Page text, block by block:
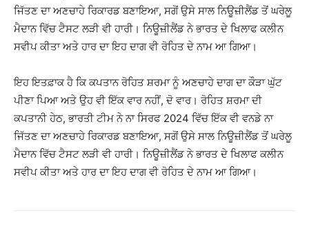
ਜਿੱਤਣ ਦਾ ਅਣਚਾਹੇ ਰਿਕਾਰਡ ਬਣਾਇਆ, ਸਗੋਂ ਉਸੇ ਸਾਲ ਨਿਊਜ਼ੀਲੈਂਡ ਤੋਂ ਘਰੇਲੂ
ਮੈਦਾਨ ਵਿੱਚ ਟੈਸਟ ਲੜੀ ਵੀ ਹਾਰੀ। ਨਿਊਜ਼ੀਲੈਂਡ ਨੇ ਭਾਰਤ ਦੇ ਖਿਲਾਫ ਕਲੀਨ
ਸਵੀਪ ਕੀਤਾ ਅਤੇ ਹਾਰ ਦਾ ਇਹ ਦਾਗ ਵੀ ਰੋਹਿਤ ਦੇ ਨਾਮ ਆ ਗਿਆ।
ਇਹ ਇਤਫ਼ਾਕ ਹੈ ਕਿ ਕਪਤਾਨ ਰੋਹਿਤ ਸ਼ਰਮਾ ਨੂੰ ਅਣਚਾਹੇ ਦਾਗ ਦਾ ਕੌੜਾ ਘੁੱਟ
ਪੀਣਾ ਪਿਆ ਅਤੇ ਉਹ ਵੀ ਇੱਕ ਵਾਰ ਨਹੀਂ, ਦੋ ਵਾਰ। ਰੋਹਿਤ ਸ਼ਰਮਾ ਦੀ
ਕਪਤਾਨੀ ਹੇਠ, ਭਾਰਤੀ ਟੀਮ ਨੇ ਨਾ ਸਿਰਫ 2024 ਵਿੱਚ ਇੱਕ ਵੀ ਵਨਡੇ ਨਾ
ਜਿੱਤਣ ਦਾ ਅਣਚਾਹੇ ਰਿਕਾਰਡ ਬਣਾਇਆ, ਸਗੋਂ ਉਸੇ ਸਾਲ ਨਿਊਜ਼ੀਲੈਂਡ ਤੋਂ ਘਰੇਲੂ
ਮੈਦਾਨ ਵਿੱਚ ਟੈਸਟ ਲੜੀ ਵੀ ਹਾਰੀ। ਨਿਊਜ਼ੀਲੈਂਡ ਨੇ ਭਾਰਤ ਦੇ ਖਿਲਾਫ ਕਲੀਨ
ਸਵੀਪ ਕੀਤਾ ਅਤੇ ਹਾਰ ਦਾ ਇਹ ਦਾਗ ਵੀ ਰੋਹਿਤ ਦੇ ਨਾਮ ਆ ਗਿਆ।